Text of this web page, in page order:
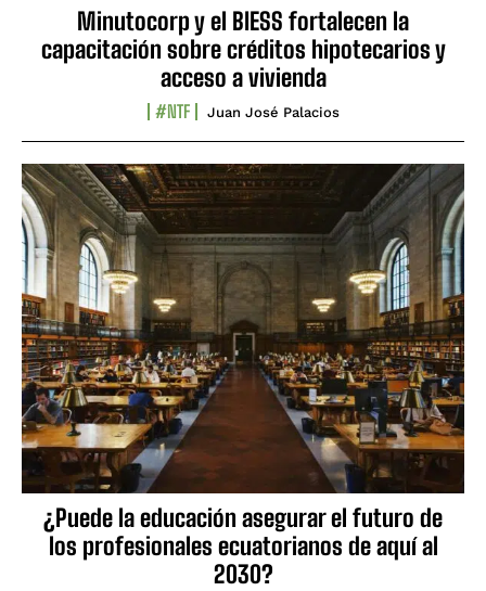
Minutocorp y el BIESS fortalecen la
capacitación sobre créditos hipotecarios y
acceso a vivienda
#NTF Juan José Palacios
¿Puede la educación asegurar el futuro de
los profesionales ecuatorianos de aquí al
2030?